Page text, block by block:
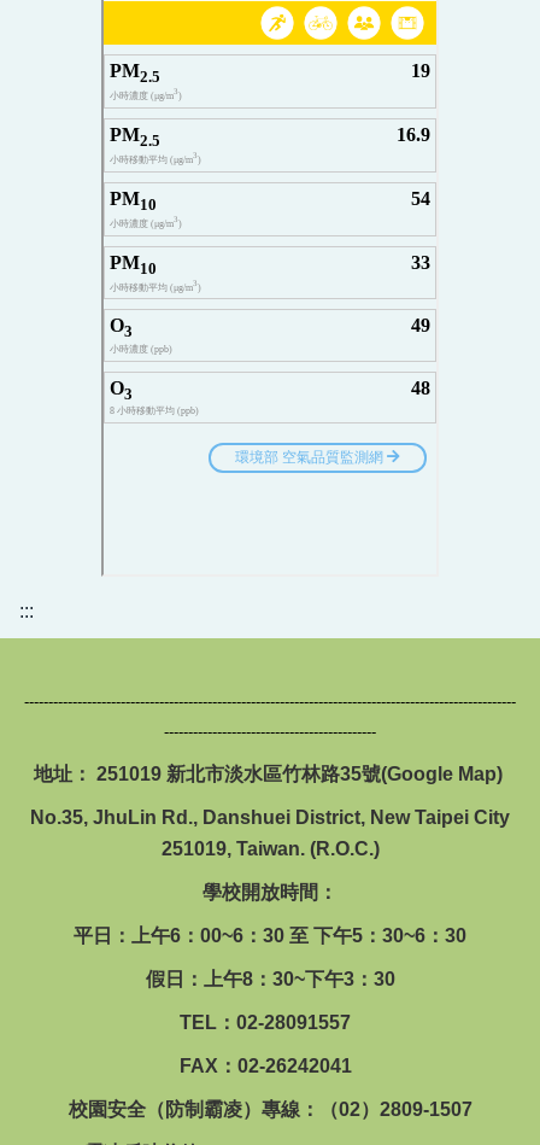
:::
------------------------------------------------------------------------------------------------------
--------------------------------------------
地址： 251019 新北市淡水區竹林路35號(Google Map)
No.35, JhuLin Rd., Danshuei District, New Taipei City
251019, Taiwan. (R.O.C.)
學校開放時間：
平日：上午6：00~6：30 至 下午5：30~6：30
假日：上午8：30~下午3：30
TEL：02-28091557
FAX：02-26242041
校園安全（防制霸凌）專線：（02）2809-1507